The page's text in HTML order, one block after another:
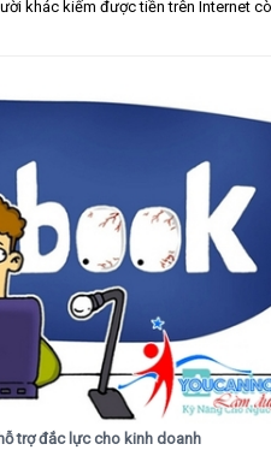
khác kiếm được tiền trên Internet
trợ đắc lực cho kinh doanh